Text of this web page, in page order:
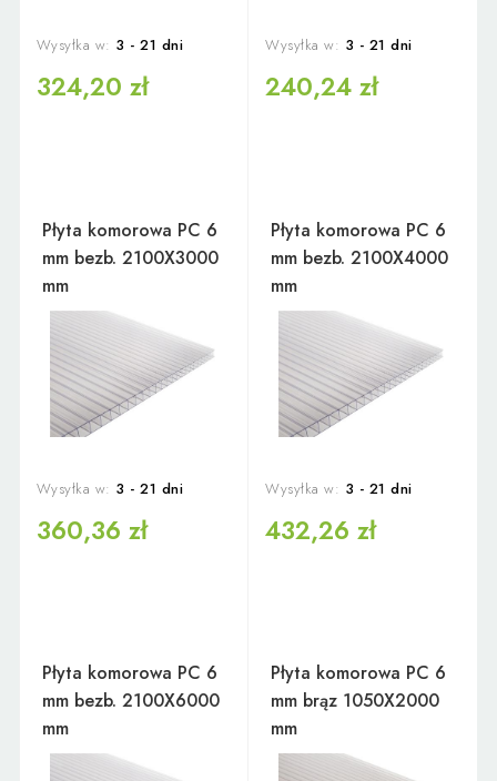
Wysyłka w: 3 - 21 dni
324,20 zł
Wysyłka w: 3 - 21 dni
240,24 zł
Płyta komorowa PC 6
mm bezb. 2100X3000
mm
Wysyłka w: 3 - 21 dni
360,36 zł
Płyta komorowa PC 6
mm bezb. 2100X4000
mm
Wysyłka w: 3 - 21 dni
432,26 zł
Płyta komorowa PC 6
mm bezb. 2100X6000
mm
Płyta komorowa PC 6
mm brąz 1050X2000
mm